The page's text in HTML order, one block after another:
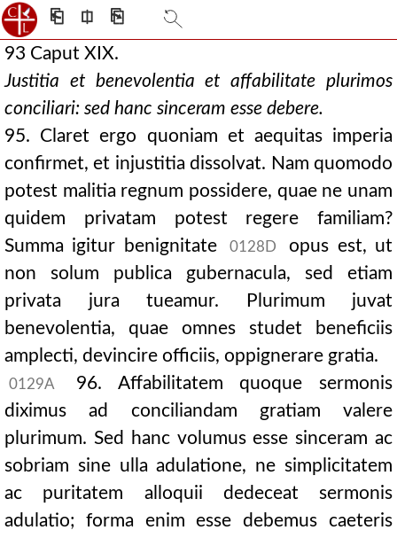
⎗ ⎅ ⎘
93 Caput XIX.
Justitia et benevolentia et affabilitate plurimos
conciliari: sed hanc sinceram esse debere.
95. Claret ergo quoniam et aequitas imperia
confirmet, et injustitia dissolvat. Nam quomodo
potest malitia regnum possidere, quae ne unam
quidem privatam potest regere familiam?
Summa igitur benignitate
0128D
opus est, ut
non solum publica gubernacula, sed etiam
privata jura tueamur. Plurimum juvat
benevolentia, quae omnes studet beneficiis
amplecti, devincire officiis, oppignerare gratia.
0129A
96. Affabilitatem quoque sermonis
diximus ad conciliandam gratiam valere
plurimum. Sed hanc volumus esse sinceram ac
sobriam sine ulla adulatione, ne simplicitatem
ac puritatem alloquii dedeceat sermonis
adulatio; forma enim esse debemus caeteris